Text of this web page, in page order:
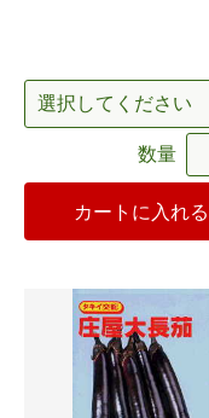
数量
カートに入れる